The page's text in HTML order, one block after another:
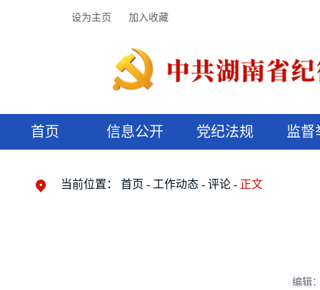
设为主页 加入收藏
首页 信息公开 党纪法规 监督
当前位置： 首页 工作动态 评论 正文
编辑